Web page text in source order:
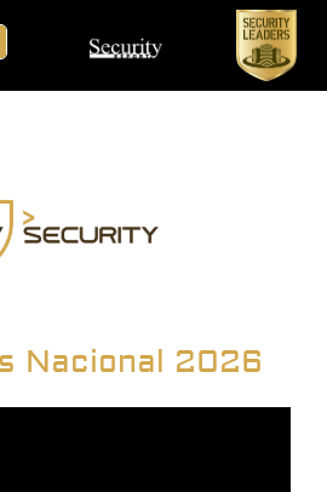
Nacional 2026